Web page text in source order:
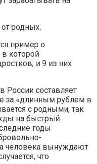
родных.
пример о
в которой
и 9 из них
России составляет
за «длинным рублем в
с родными, так
на быстрый
годы
человека вынуждают
что